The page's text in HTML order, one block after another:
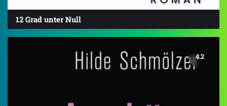
12 Grad unter Null
4.2